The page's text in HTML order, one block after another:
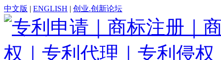
中文版 | ENGLISH | 创业.创新论坛